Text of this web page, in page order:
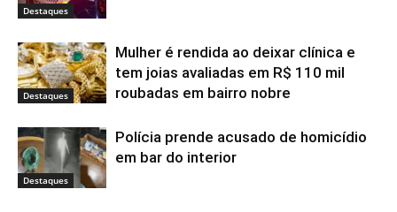
Destaques
Destaques
Mulher é rendida ao deixar clínica e
tem joias avaliadas em R$ 110 mil
roubadas em bairro nobre
Destaques
Polícia prende acusado de homicídio
em bar do interior